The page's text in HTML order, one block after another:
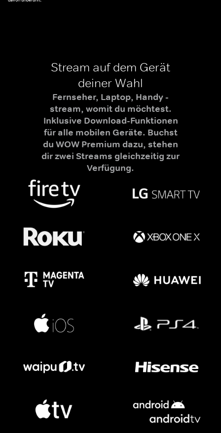
Stream auf dem Gerät
deiner Wahl
Fernseher, Laptop, Handy -
stream, womit du möchtest.
Inklusive Download-Funktionen
für alle mobilen Geräte. Buchst
du WOW Premium dazu, stehen
dir zwei Streams gleichzeitig zur
Verfügung.